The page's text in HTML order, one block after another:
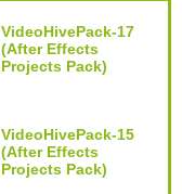
VideoHivePack-17
(After Effects
Projects Pack)
VideoHivePack-15
(After Effects
Projects Pack)